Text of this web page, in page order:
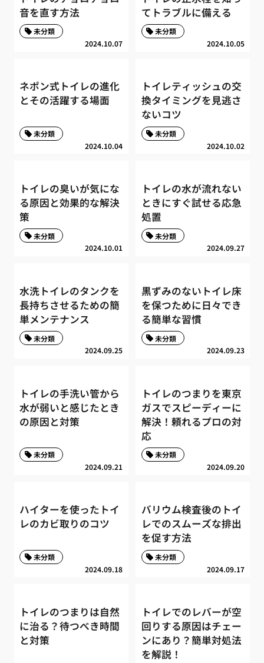
音を直す方法
2024.10.07
未分類
てトラブルに備える
2024.10.05
未分類
ネポン式トイレの進化
とその活躍する場面
2024.10.04
未分類
トイレティッシュの交
換タイミングを見逃さ
ないコツ
2024.10.02
未分類
トイレの臭いが気にな
る原因と効果的な解決
策
2024.10.01
未分類
トイレの水が流れない
ときにすぐ試せる応急
処置
2024.09.27
未分類
水洗トイレのタンクを
長持ちさせるための簡
単メンテナンス
2024.09.25
未分類
黒ずみのないトイレ床
を保つために日々でき
る簡単な習慣
2024.09.23
未分類
トイレの手洗い管から
水が弱いと感じたとき
の原因と対策
2024.09.21
未分類
トイレのつまりを東京
ガスでスピーディーに
解決！頼れるプロの対
応
2024.09.20
未分類
ハイターを使ったトイ
レのカビ取りのコツ
2024.09.18
未分類
バリウム検査後のトイ
レでのスムーズな排出
を促す方法
2024.09.17
未分類
トイレのつまりは自然
に治る？待つべき時間
と対策
トイレでのレバーが空
回りする原因はチェー
ンにあり？簡単対処法
を解説！